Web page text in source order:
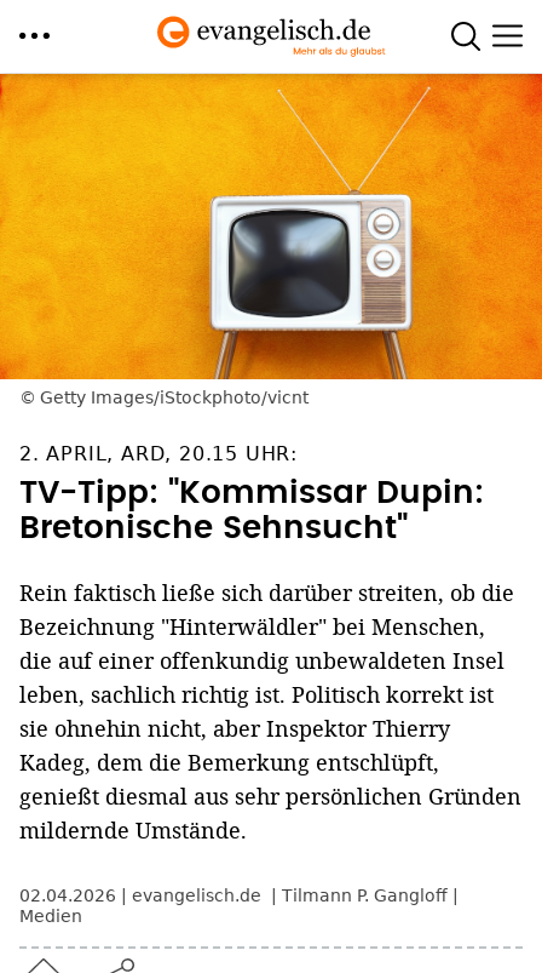
Direkt
zum
Inhalt
Getty Images/iStockphoto/vicnt
2. APRIL, ARD, 20.15 UHR:
TV-Tipp: "Kommissar Dupin:
Bretonische Sehnsucht"
Rein faktisch ließe sich darüber streiten, ob die
Bezeichnung "Hinterwäldler" bei Menschen,
die auf einer offenkundig unbewaldeten Insel
leben, sachlich richtig ist. Politisch korrekt ist
sie ohnehin nicht, aber Inspektor Thierry
Kadeg, dem die Bemerkung entschlüpft,
genießt diesmal aus sehr persönlichen Gründen
mildernde Umstände.
02.04.2026 evangelisch.de
Tilmann P. Gangloff
Medien